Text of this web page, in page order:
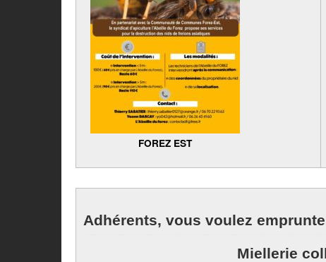
FOREZ EST
Adhérents, vous voulez
Miellerie